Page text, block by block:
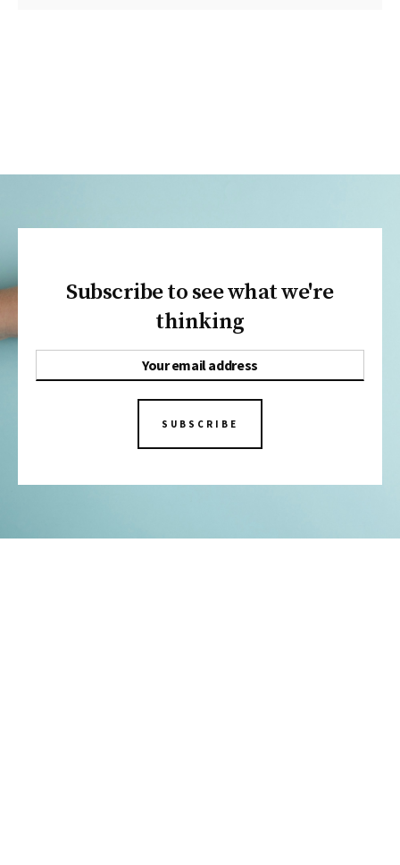
Subscribe to see what we're
thinking
SUBSCRIBE